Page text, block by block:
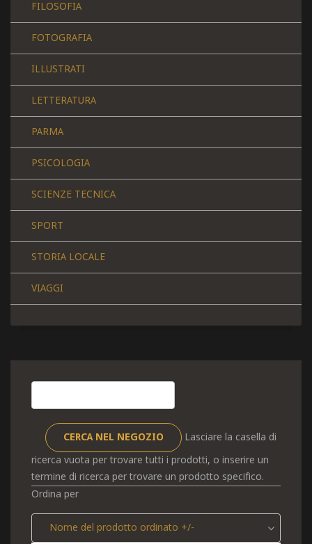
FILOSOFIA
FOTOGRAFIA
ILLUSTRATI
LETTERATURA
PARMA
PSICOLOGIA
SCIENZE TECNICA
SPORT
STORIA LOCALE
VIAGGI
Lasciare la casella di
ricerca vuota per trovare tutti i prodotti, o inserire un
termine di ricerca per trovare un prodotto specifico.
Ordina per
Nome del prodotto ordinato +/-